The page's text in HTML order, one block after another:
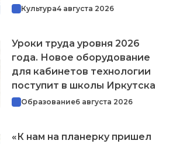
Культура4 августа 2026
Уроки труда уровня 2026
года. Новое оборудование
для кабинетов технологии
поступит в школы Иркутска
Образование6 августа 2026
«К нам на планерку пришел